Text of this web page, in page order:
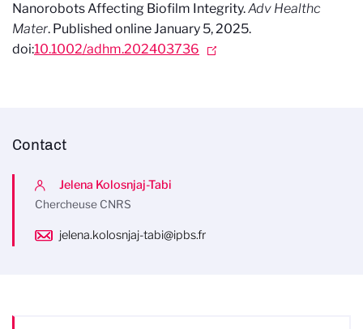
Nanorobots Affecting Biofilm Integrity.Adv Healthc
Mater. Published online January 5, 2025.
doi:10.1002/adhm.202403736
Contact
Jelena Kolosnjaj-Tabi
Chercheuse CNRS
jelena.kolosnjaj-tabi@ipbs.fr